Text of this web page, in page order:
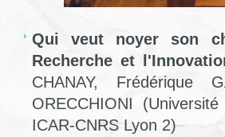
Qui veut noyer son
Recherche et
CHANAY, Frédérique
ORECCHIONI
ICAR-CNRS Lyon 2)